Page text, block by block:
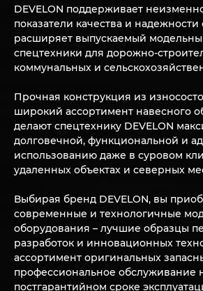
DEVELON поддерживает
показатели качества и
расширяет выпускаемый
спецтехники для дорожно-
коммунальных и
Прочная конструкция из
широкий ассортимент навесного
делают спецтехнику DEVELON
долговечной, функциональной и
использованию даже в суровом
удаленных объектах и северных
Выбирая бренд DEVELON, вы
современные и технологичные
оборудования – лучшие образцы
разработок и инновационных
ассортимент оригинальных
профессиональное обслуживание
постгарантийном сроке